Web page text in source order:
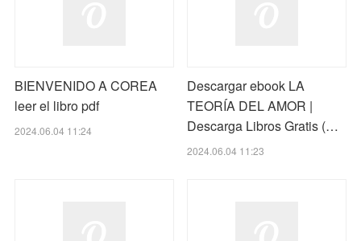
BIENVENIDO A COREA
leer el libro pdf
2024.06.04 11:24
Descargar ebook LA
TEORÍA DEL AMOR |
Descarga Libros Gratis (…
2024.06.04 11:23